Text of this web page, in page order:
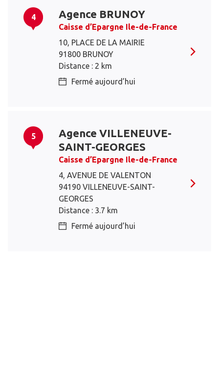
4 Agence BRUNOY
Caisse d’Epargne Ile-de-France
10, PLACE DE LA MAIRIE
91800 BRUNOY
Distance : 2 km
Fermé aujourd’hui
5
Agence VILLENEUVE-
SAINT-GEORGES
Caisse d’Epargne Ile-de-France
4, AVENUE DE VALENTON
94190 VILLENEUVE-SAINT-
GEORGES
Distance : 3.7 km
Fermé aujourd’hui